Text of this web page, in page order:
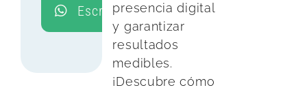
Escríbenospresencia digital
y garantizar
resultados
medibles.
¡Descubre cómo